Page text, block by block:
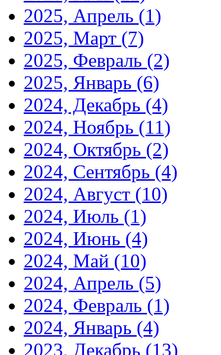
2025, Апрель (1)
2025, Март (7)
2025, Февраль (2)
2025, Январь (6)
2024, Декабрь (4)
2024, Ноябрь (11)
2024, Октябрь (2)
2024, Сентябрь (4)
2024, Август (10)
2024, Июль (1)
2024, Июнь (4)
2024, Май (10)
2024, Апрель (5)
2024, Февраль (1)
2024, Январь (4)
2023, Декабрь (13)